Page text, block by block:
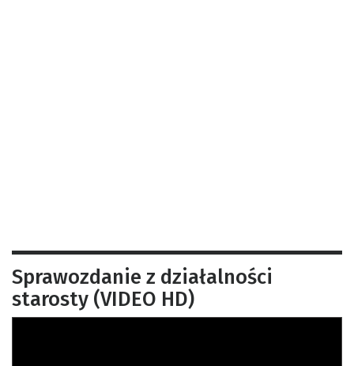
Sprawozdanie z działalności
starosty (VIDEO HD)